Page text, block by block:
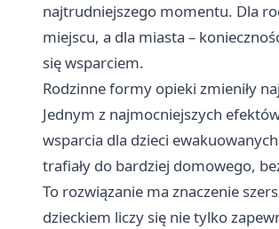
najtrudniejszego momentu. Dla
miejscu, a dla miasta –
się wsparciem.
Rodzinne formy opieki zmieniły
Jednym z najmocniejszych
wsparcia dla dzieci
trafiały do bardziej domowego,
To rozwiązanie ma znaczenie
dzieckiem liczy się nie tylko